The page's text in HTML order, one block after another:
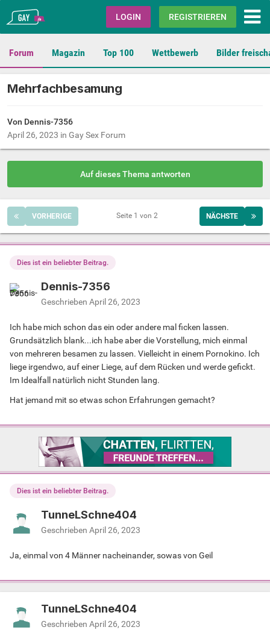
Gay.de LOGIN REGISTRIEREN
Forum Magazin Top 100 Wettbewerb Bilder
Mehrfachbesamung
Von Dennis-7356
April 26, 2023 in Gay Sex Forum
Auf dieses Thema antworten
VORHERIGE NÄCHSTE
Seite 1 von 2
Dies ist ein beliebter Beitrag.
Dennis-7356
Geschrieben April 26, 2023
Ich habe mich schon das ein oder andere mal ficken lassen.
Grundsätzlich blank...ich habe aber die Vorstellung, mich einmal
von mehreren besamen zu lassen. Vielleicht in einem Pornokino. Ich
liege irgendwo, auf einer Liege, auf dem Rücken und werde gefickt.
Im Idealfall natürlich nicht Stunden lang.
Hat jemand mit so etwas schon Erfahrungen gemacht?
Dies ist ein beliebter Beitrag.
TunneLSchne404
Geschrieben April 26, 2023
Ja, einmal von 4 Männer nacheinander, sowas von Geil
TunneLSchne404
Geschrieben April 26, 2023